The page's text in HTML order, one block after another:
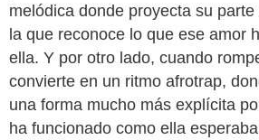
melódica donde proyecta su
la que reconoce lo que ese amor
ella. Y por otro lado, cuando
convierte en un ritmo afrotrap,
una forma mucho más explícita
ha funcionado como ella